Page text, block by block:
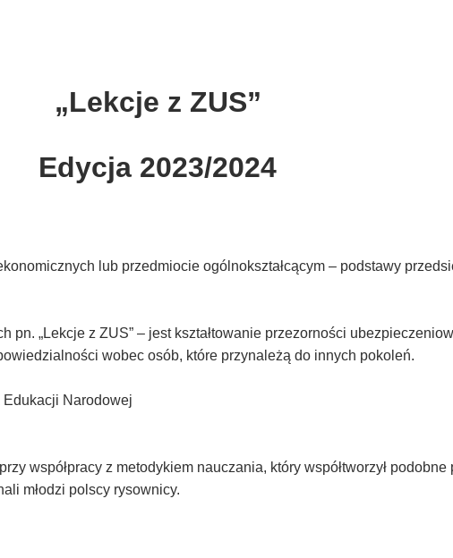
„Lekcje z ZUS”
Edycja 2023/2024
lub przedmiocie ogólnokształcącym – podstawy
pn. „Lekcje z ZUS” – jest kształtowanie przezorności
wobec osób, które przynależą do innych pokoleń.
Edukacji Narodowej
współpracy z metodykiem nauczania, który współtworzył
młodzi polscy rysownicy.